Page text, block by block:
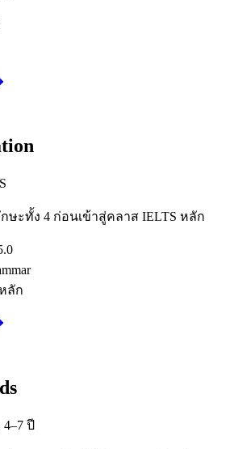
ษะทั้ง 4 ก่อนเข้าสู่คลาส IELTS หลัก
ลัก
ปี